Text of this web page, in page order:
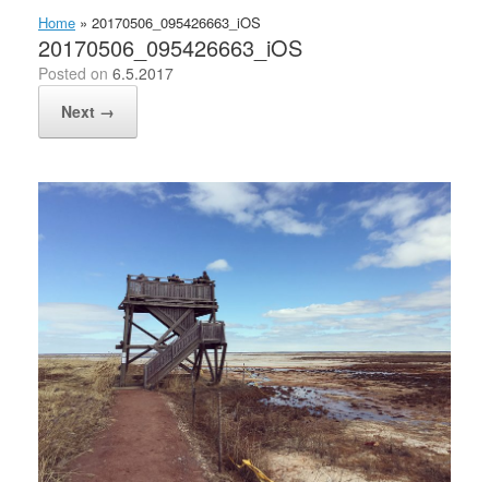
Home » 20170506_095426663_iOS
20170506_095426663_iOS
Posted on 6.5.2017
Next →